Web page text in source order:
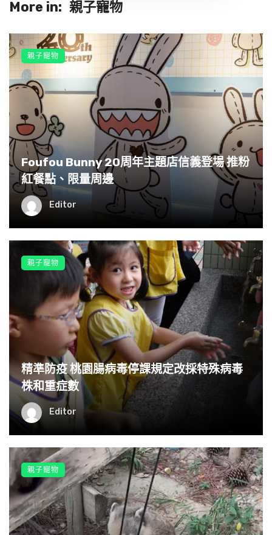
More in: 親子寵物
Foufou Bunny 20周年主題店信義登場 推粉
紅餐點、限量周邊
Editor
親子寵物
精準防疫 桃園腸病毒停課規定改採特殊病毒
株和重症數
Editor
親子寵物
親子寵物